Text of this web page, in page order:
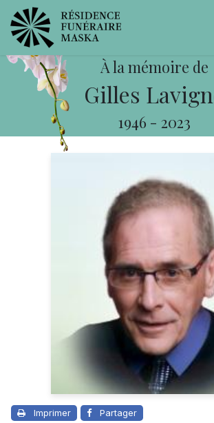
À la mémoire de
Gilles
1946 - 2023
Imprimer Partager